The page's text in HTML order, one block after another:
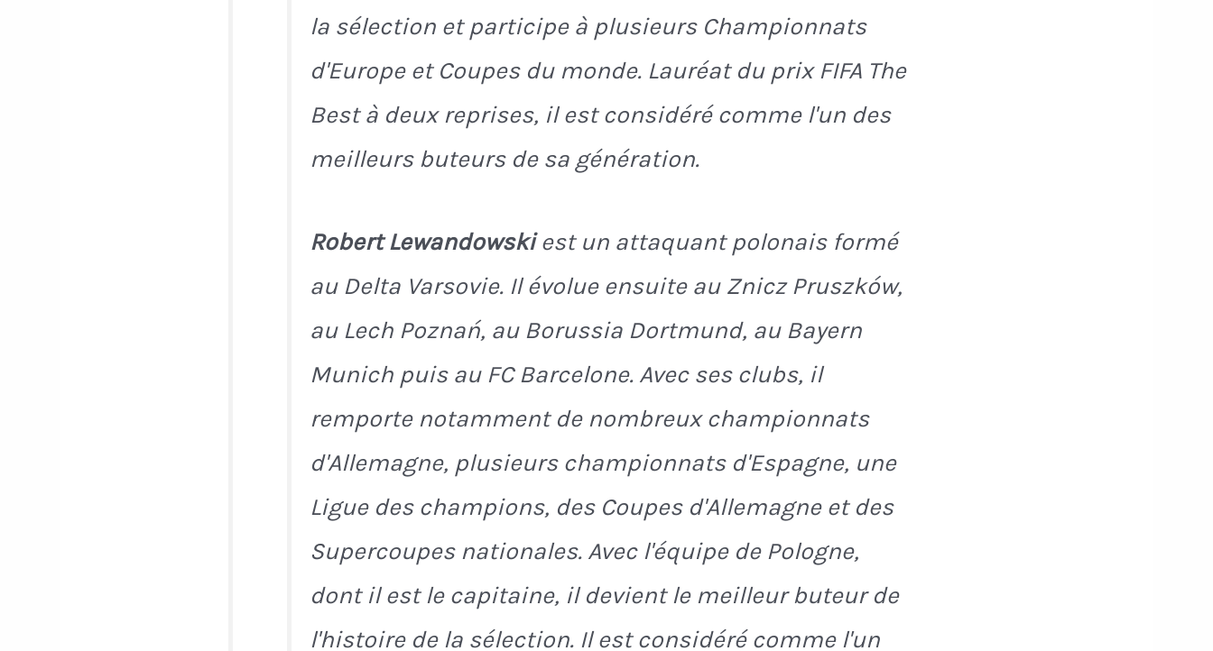
la sélection et participe à plusieurs Championnats
d'Europe et Coupes du monde. Lauréat du prix FIFA The
Best à deux reprises, il est considéré comme l'un des
meilleurs buteurs de sa génération.
Robert Lewandowskiest un attaquant polonais formé
au Delta Varsovie. Il évolue ensuite au Znicz Pruszków,
au Lech Poznań, au Borussia Dortmund, au Bayern
Munich puis au FC Barcelone. Avec ses clubs, il
remporte notamment de nombreux championnats
d'Allemagne, plusieurs championnats d'Espagne, une
Ligue des champions, des Coupes d'Allemagne et des
Supercoupes nationales. Avec l'équipe de Pologne,
dont il est le capitaine, il devient le meilleur buteur de
l'histoire de la sélection. Il est considéré comme l'un